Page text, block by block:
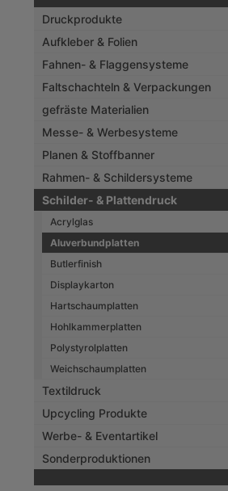
Druckprodukte
Aufkleber & Folien
Fahnen- & Flaggensysteme
Faltschachteln & Verpackungen
gefräste Materialien
Messe- & Werbesysteme
Planen & Stoffbanner
Rahmen- & Schildersysteme
Schilder- & Plattendruck
Acrylglas
Aluverbundplatten
Butlerfinish
Displaykarton
Hartschaumplatten
Hohlkammerplatten
Polystyrolplatten
Weichschaumplatten
Textildruck
Upcycling Produkte
Werbe- & Eventartikel
Sonderproduktionen